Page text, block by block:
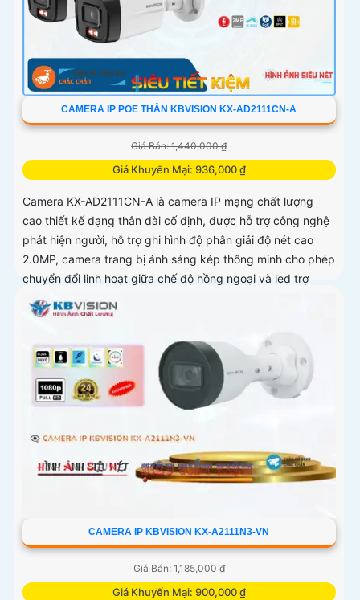
CAMERA IP POE THÂN KBVISION KX-AD2111CN-A
Giá Bán: 1,440,000 ₫
Giá Khuyến Mại: 936,000 ₫
Camera KX-AD2111CN-A là camera IP mạng chất lượng
cao thiết kế dạng thân dài cố định, được hỗ trợ công nghệ
phát hiện người, hỗ trợ ghi hình độ phân giải độ nét cao
2.0MP, camera trang bị ánh sáng kép thông minh cho phép
chuyển đổi linh hoạt giữa chế độ hồng ngoại và led trợ
sáng ban đêm, giúp giám sát bảo vệ an ninh ban đêm một
cách linh hoạt
CAMERA IP KBVISION KX-A2111N3-VN
Giá Bán: 1,185,000 ₫
Giá Khuyến Mại: 900,000 ₫